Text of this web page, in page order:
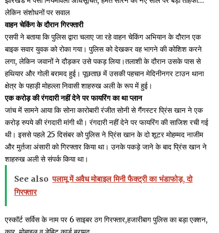
लेकिन संशोधनों पर सवाल
वाहन चेकिंग के दौरान गिरफ्तारी
एसपी ने बताया कि पुलिस द्वारा चलाए जा रहे वाहन चेकिंग अभियान के दौरान एक
बाइक सवार युवक को रोका गया। पुलिस को देखकर वह भागने की कोशिश करने
लगा, लेकिन जवानों ने दौड़कर उसे पकड़ लिया।तलाशी के दौरान उसके पास से
हथियार और गोली बरामद हुई। पूछताछ में उसकी पहचान मेदिनीनगर टाउन थाना
क्षेत्र के पहाड़ी मोहल्ला निवासी शाहरुख अली के रूप में हुई।
एक करोड़ की रंगदारी नहीं देने पर फायरिंग का था प्लान
जांच में सामने आया कि सोना कारोबारी रंजीत सोनी से गैंगस्टर प्रिंस खान ने एक
करोड़ रुपये की रंगदारी मांगी थी। रंगदारी नहीं देने पर फायरिंग की साजिश रची गई
थी। इससे पहले 25 दिसंबर को पुलिस ने प्रिंस खान के दो शूटर मोहम्मद नाजीम
और मुर्तजा अंसारी को गिरफ्तार किया था। उनके पकड़े जाने के बाद प्रिंस खान ने
शाहरुख अली से संपर्क किया था।
See also पलामू में अवैध मोबाइल मिनी फैक्ट्री का भंडाफोड़, दो
गिरफ्तार
एस्कॉर्ट सर्विस के नाम पर 6 साइबर ठग गिरफ्तार,हजारीबाग पुलिस का बड़ा एक्शन,